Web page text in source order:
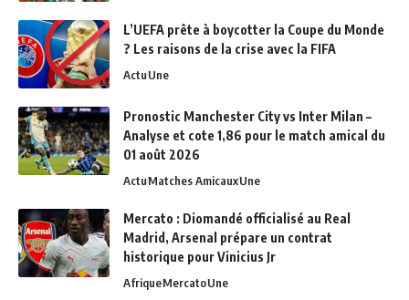
L’UEFA prête à boycotter la Coupe du Monde
? Les raisons de la crise avec la FIFA
ActuUne
Pronostic Manchester City vs Inter Milan –
Analyse et cote 1,86 pour le match amical du
01 août 2026
ActuMatches AmicauxUne
Mercato : Diomandé officialisé au Real
Madrid, Arsenal prépare un contrat
historique pour Vinicius Jr
AfriqueMercatoUne